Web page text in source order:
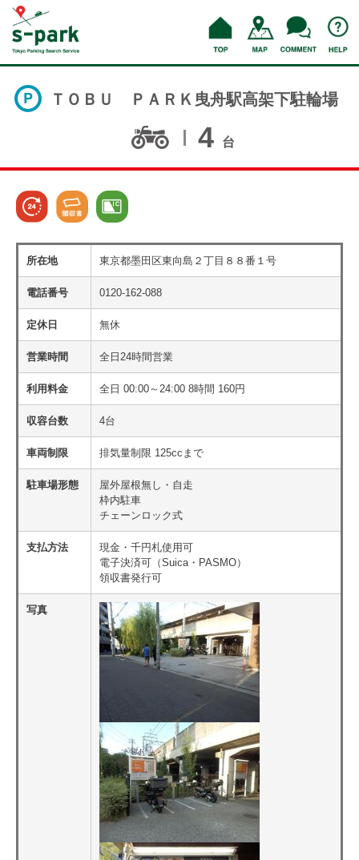
ＴＯＢＵ ＰＡＲＫ曳舟駅高架下駐輪場
4 台
所在地 東京都墨田区東向島２丁目８８番１号
電話番号 0120-162-088
定休日 無休
営業時間 全日24時間営業
利用料金 全日 00:00～24:00 8時間 160円
収容台数 4台
車両制限 排気量制限 125ccまで
駐車場形態
屋外屋根無し・自走
枠内駐車
チェーンロック式
支払方法
現金・千円札使用可
電子決済可（Suica・PASMO）
領収書発行可
写真